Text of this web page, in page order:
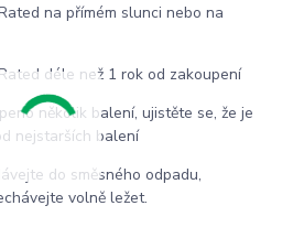
na přímém slunci nebo na
déle než 1 rok od zakoupení
několik balení, ujistěte se, že je
nejstarších balení
do směsného odpadu,
volně ležet.